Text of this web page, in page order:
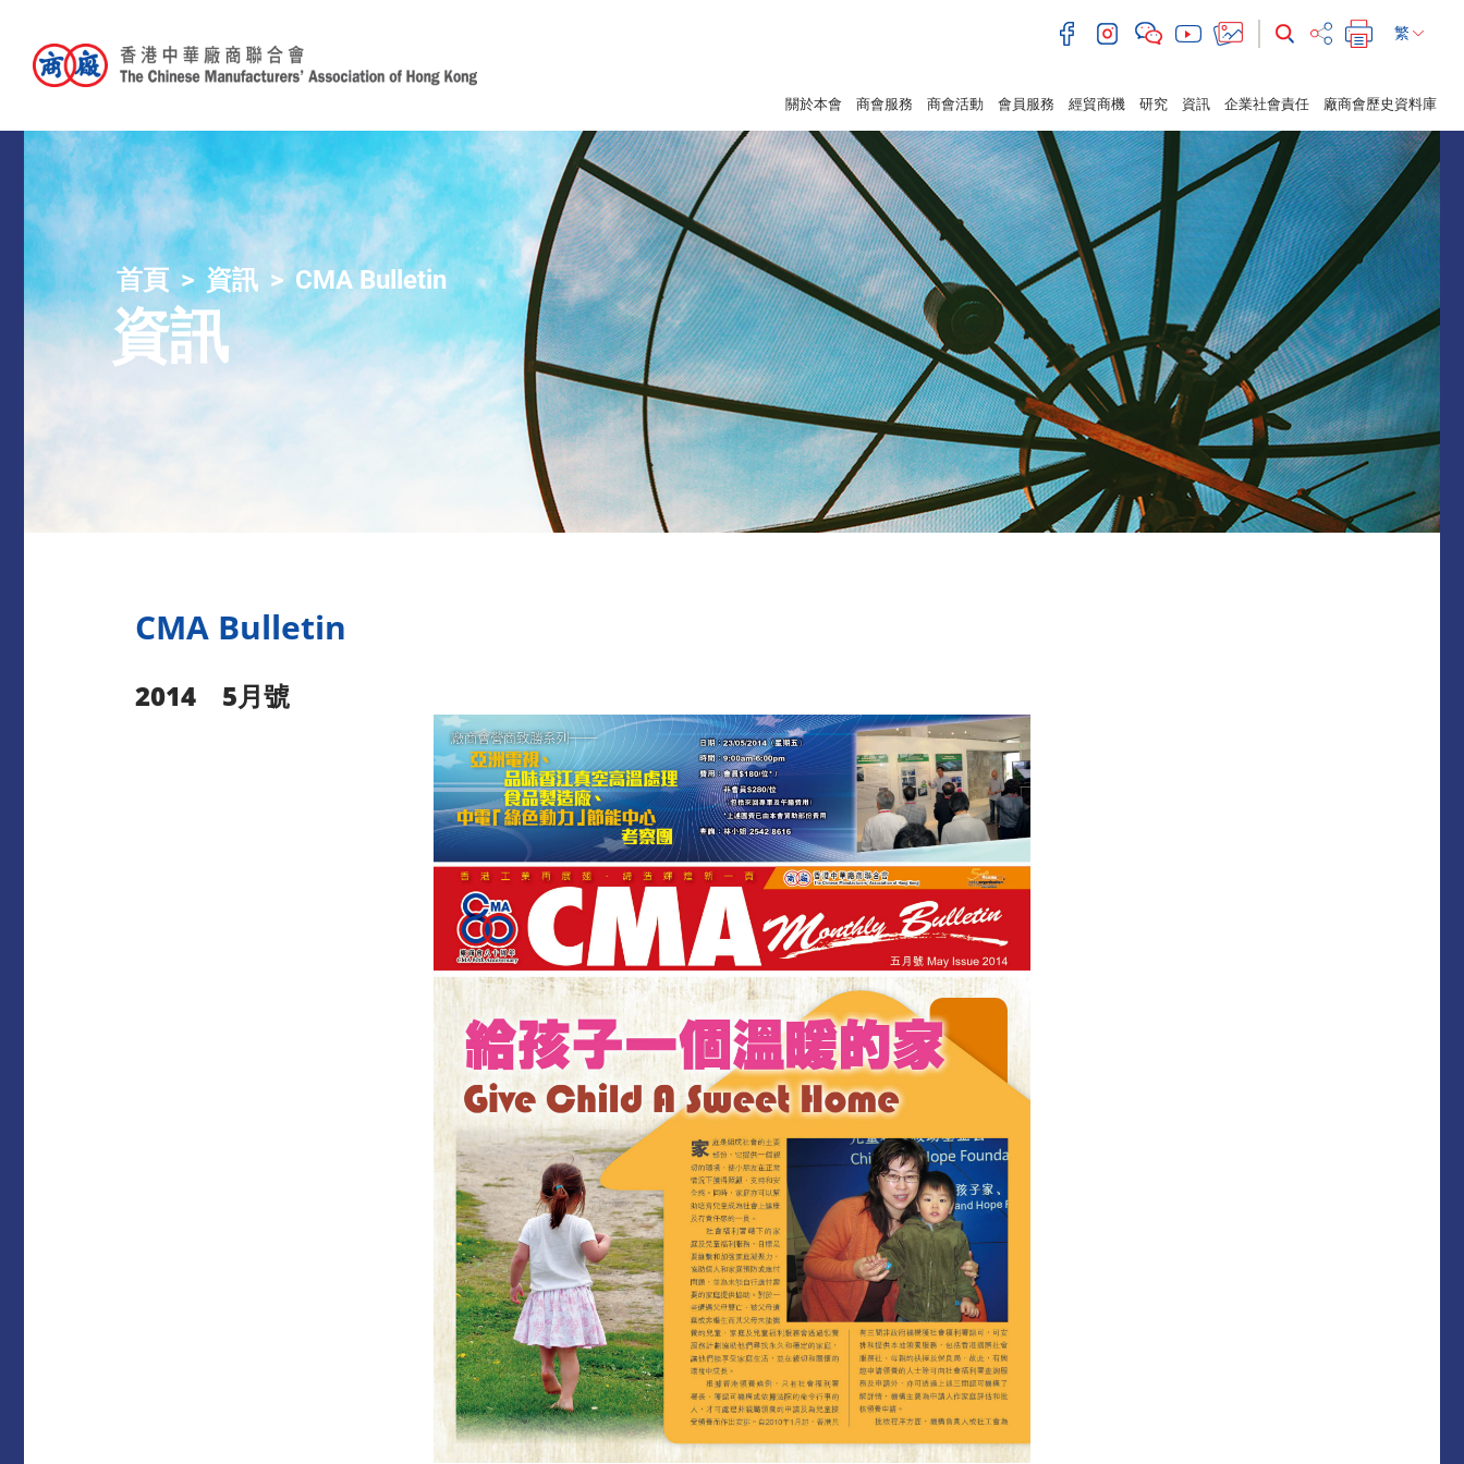
繁
關於本會 商會服務 商會活動 會員服務 經貿商機 研究 資訊 企業社會責任 廠商會歷史資料庫
首頁 資訊 CMA Bulletin
資訊
CMA Bulletin
2014 5月號